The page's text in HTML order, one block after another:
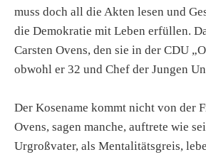
muss doch all die Akten lesen und
die Demokratie mit Leben erfüllen.
Carsten Ovens, den sie in der CDU
obwohl er 32 und Chef der Jungen
Der Kosename kommt nicht von der
Ovens, sagen manche, auftrete wie
Urgroßvater, als Mentalitätsgreis,